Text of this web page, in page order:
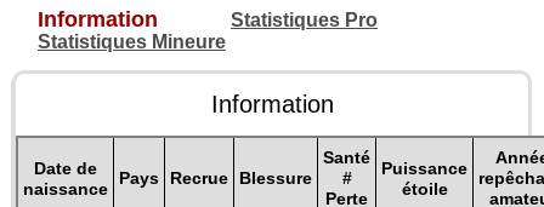
Information
Statistiques Pro
Statistiques Mineure
Information
Date de
naissance
Pays Recrue Blessure
Santé
#
Perte
Puissance
étoile